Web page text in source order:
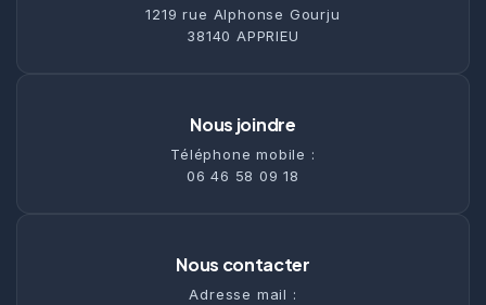
1219 rue Alphonse Gourju
38140 APPRIEU
Nous joindre
Téléphone mobile :
06 46 58 09 18
Nous contacter
Adresse mail :